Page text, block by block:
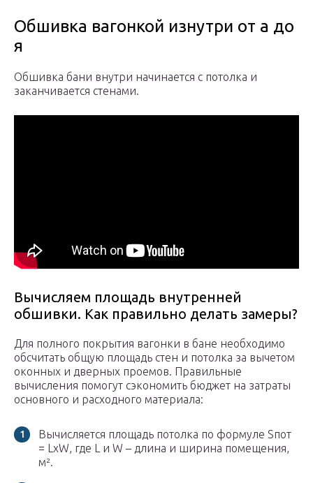
Обшивка вагонкой изнутри от а до
я
Обшивка бани внутри начинается с потолка и
заканчивается стенами.
Вычисляем площадь внутренней
обшивки. Как правильно делать замеры?
Для полного покрытия вагонки в бане необходимо
обсчитать общую площадь стен и потолка за вычетом
оконных и дверных проемов. Правильные
вычисления помогут сэкономить бюджет на затраты
основного и расходного материала:
Вычисляется площадь потолка по формуле Sпот
= LхW, где L и W – длина и ширина помещения,
м².